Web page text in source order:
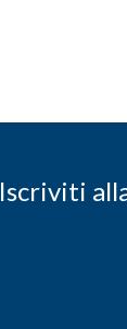
Iscriviti